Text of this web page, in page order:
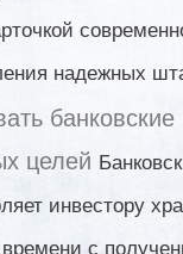
надежных
целей
инвестору
времени с